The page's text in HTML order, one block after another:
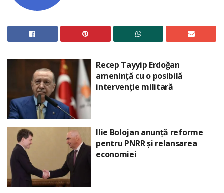
Recep Tayyip Erdoğan
amenință cu o posibilă
intervenție militară
Ilie Bolojan anunță reforme
pentru PNRR și relansarea
economiei